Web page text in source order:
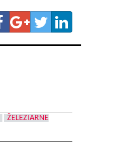
ŽELEZIARNE